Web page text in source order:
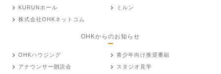
KURUNホール
ミルン
株式会社OHKネットコム
OHKからのお知らせ
OHKハウジング
青少年向け推奨番組
アナウンサー朗読会
スタジオ見学